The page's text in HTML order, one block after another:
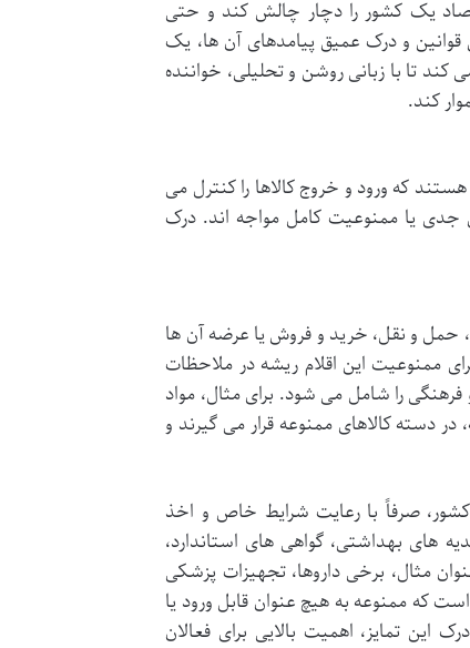
یک کشور را دچار چالش کند و حتی
و درک عمیق پیامدهای آن ها، یک
تا با زبانی روشن و تحلیلی، خواننده
کند.
که ورود و خروج کالاها را کنترل می
جدی یا ممنوعیت کامل مواجه اند. درک
حمل و نقل، خرید و فروش یا عرضه آن ها
ممنوعیت این اقلام ریشه در ملاحظات
را شامل می شود. برای مثال، مواد
دسته کالاهای ممنوعه قرار می گیرند و
صرفاً با رعایت شرایط خاص و اخذ
های بهداشتی، گواهی های استاندارد،
مثال، برخی داروها، تجهیزات پزشکی
که ممنوعه به هیچ عنوان قابل ورود یا
تمایز، اهمیت بالایی برای فعالان